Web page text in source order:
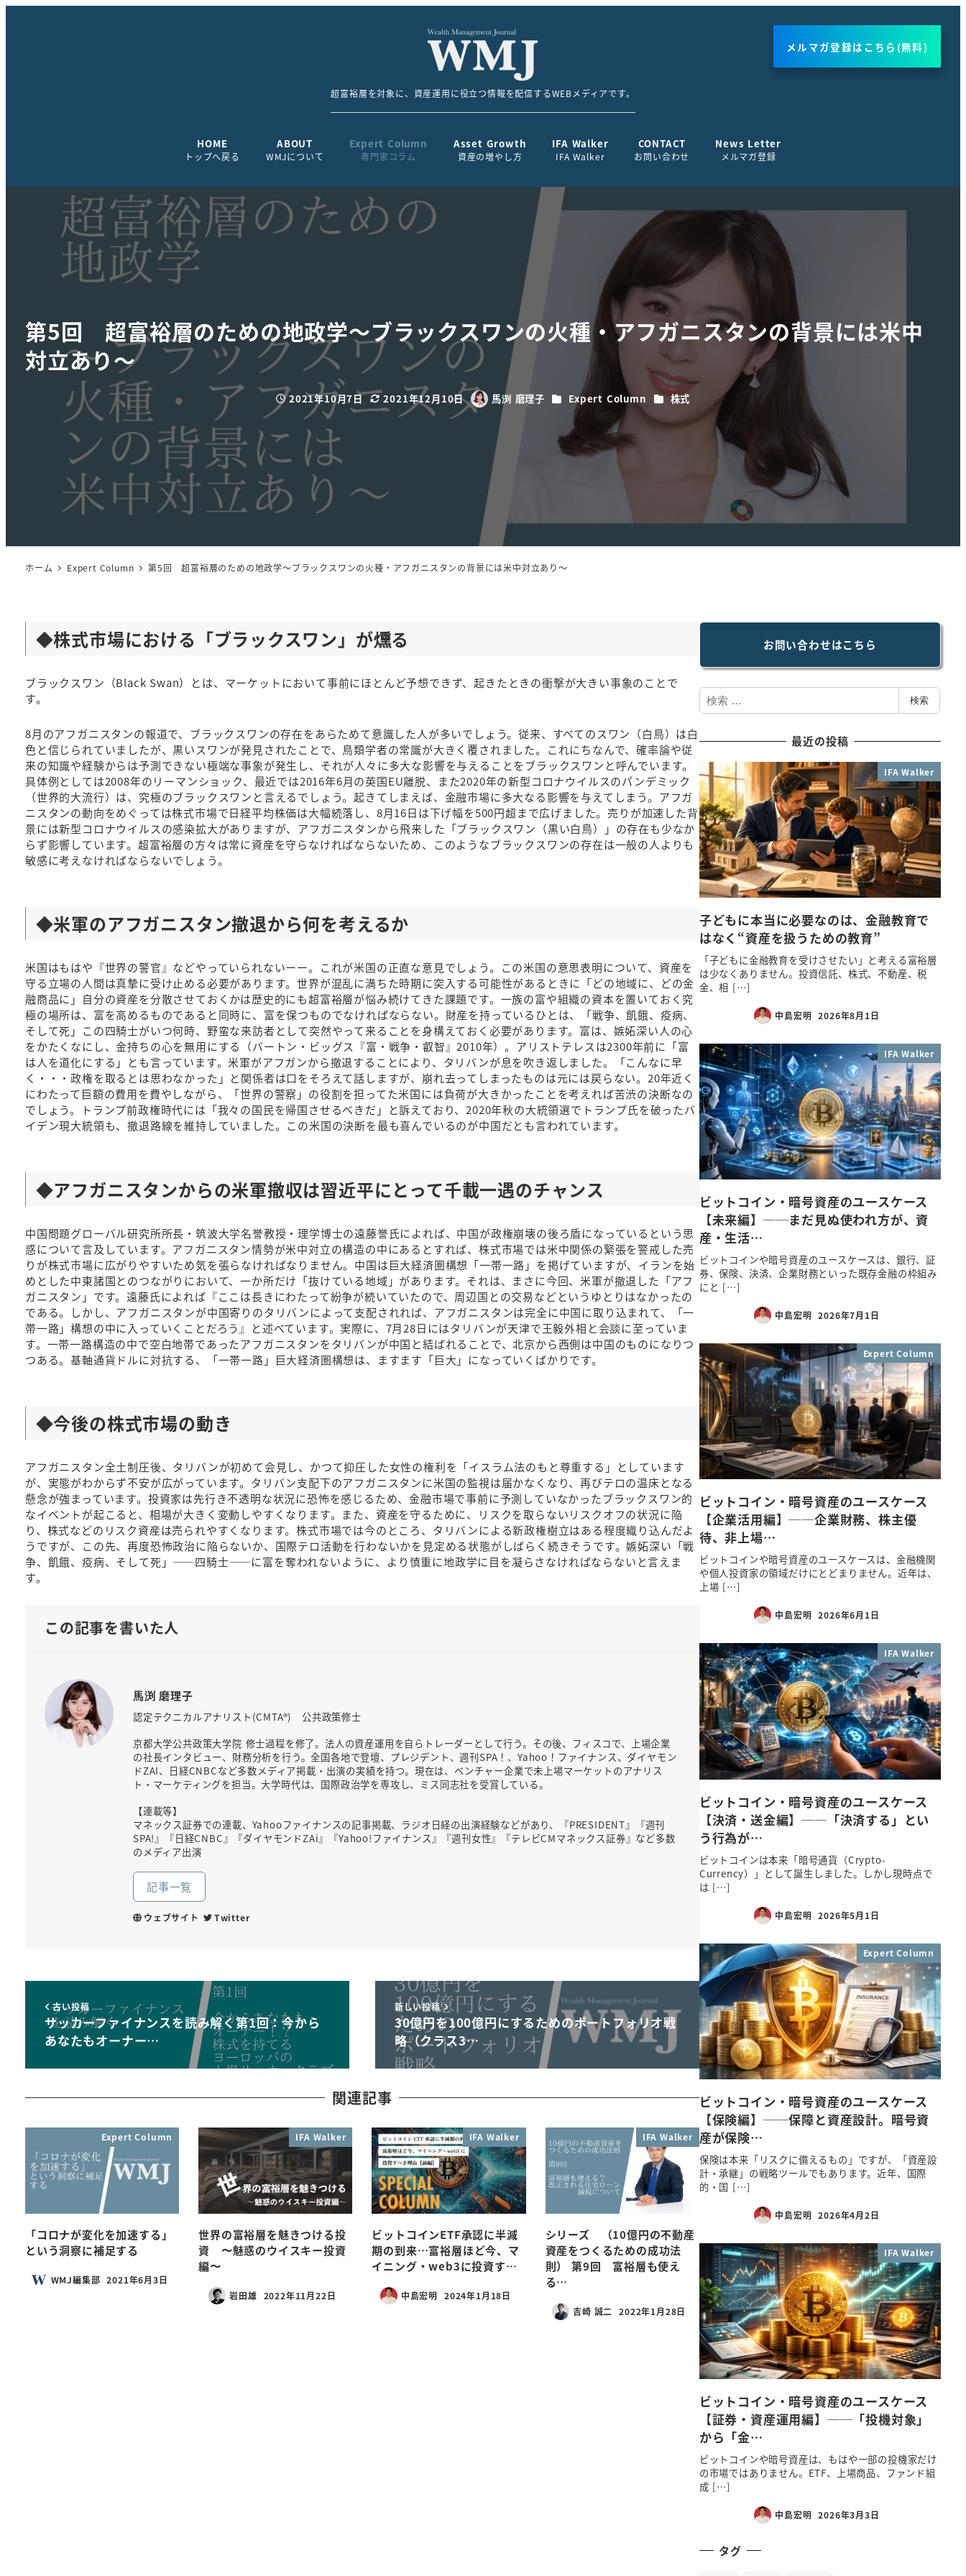
超富裕層を対象に、資産運用に役立つ情報を配信するWEBメディアです。
メルマガ登録はこちら(無料)
HOME
トップへ戻る
ABOUT
WMJについて
Expert Column
専門家コラム
Asset Growth
資産の増やし方
IFA Walker
IFA Walker
CONTACT
お問い合わせ
News Letter
メルマガ登録
第5回 超富裕層のための地政学～ブラックスワンの火種・アフガニスタンの背景には米中
対立あり～
投稿日
2021年10月7日 更新日2021年12月10日 著
者
馬渕 磨理子 カテゴリー
Expert Column カテゴリー
株式
ホーム Expert Column 第5回 超富裕層のための地政学～ブラックスワンの火種・アフガニスタンの背景には米中対立あり～
◆株式市場における「ブラックスワン」が燻る
ブラックスワン（Black Swan）とは、マーケットにおいて事前にほとんど予想できず、起きたときの衝撃が大きい事象のことで
す。
8月のアフガニスタンの報道で、ブラックスワンの存在をあらためて意識した人が多いでしょう。従来、すべてのスワン（白鳥）は白
色と信じられていましたが、黒いスワンが発見されたことで、鳥類学者の常識が大きく覆されました。これにちなんで、確率論や従
来の知識や経験からは予測できない極端な事象が発生し、それが人々に多大な影響を与えることをブラックスワンと呼んでいます。
具体例としては2008年のリーマンショック、最近では2016年6月の英国EU離脱、また2020年の新型コロナウイルスのパンデミック
（世界的大流行）は、究極のブラックスワンと言えるでしょう。起きてしまえば、金融市場に多大なる影響を与えてしまう。アフガ
ニスタンの動向をめぐっては株式市場で日経平均株価は大幅続落し、8月16日は下げ幅を500円超まで広げました。売りが加速した背
景には新型コロナウイルスの感染拡大がありますが、アフガニスタンから飛来した「ブラックスワン（黒い白鳥）」の存在も少なか
らず影響しています。超富裕層の方々は常に資産を守らなければならないため、このようなブラックスワンの存在は一般の人よりも
敏感に考えなければならないでしょう。
◆米軍のアフガニスタン撤退から何を考えるか
米国はもはや『世界の警官』などやっていられないーー。これが米国の正直な意見でしょう。この米国の意思表明について、資産を
守る立場の人間は真摯に受け止める必要があります。世界が混乱に満ちた時期に突入する可能性があるときに「どの地域に、どの金
融商品に」自分の資産を分散させておくかは歴史的にも超富裕層が悩み続けてきた課題です。一族の富や組織の資本を置いておく究
極の場所は、富を高めるものであると同時に、富を保つものでなければならない。財産を持っているひとは、「戦争、飢餓、疫病、
そして死」この四騎士がいつ何時、野蛮な来訪者として突然やって来ることを身構えておく必要があります。富は、嫉妬深い人の心
をかたくなにし、金持ちの心を無用にする（バートン・ビッグス『富・戦争・叡智』2010年）。アリストテレスは2300年前に「富
は人を道化にする」とも言っています。米軍がアフガンから撤退することにより、タリバンが息を吹き返しました。「こんなに早
く・・・政権を取るとは思わなかった」と関係者は口をそろえて話しますが、崩れ去ってしまったものは元には戻らない。20年近く
にわたって巨額の費用を費やしながら、「世界の警察」の役割を担ってた米国には負荷が大きかったことを考えれば苦渋の決断なの
でしょう。トランプ前政権時代には「我々の国民を帰国させるべきだ」と訴えており、2020年秋の大統領選でトランプ氏を破ったバ
イデン現大統領も、撤退路線を維持していました。この米国の決断を最も喜んでいるのが中国だとも言われています。
◆アフガニスタンからの米軍撤収は習近平にとって千載一遇のチャンス
中国問題グローバル研究所所長・筑波大学名誉教授・理学博士の遠藤誉氏によれば、中国が政権崩壊の後ろ盾になっているという思
惑について言及しています。アフガニスタン情勢が米中対立の構造の中にあるとすれば、株式市場では米中関係の緊張を警戒した売
りが株式市場に広がりやすいため気を張らなければなりません。中国は巨大経済圏構想「一帯一路」を掲げていますが、イランを始
めとした中東諸国とのつながりにおいて、一か所だけ「抜けている地域」があります。それは、まさに今回、米軍が撤退した「アフ
ガニスタン」です。遠藤氏によれば『ここは長きにわたって紛争が続いていたので、周辺国との交易などというゆとりはなかったの
である。しかし、アフガニスタンが中国寄りのタリバンによって支配されれば、アフガニスタンは完全に中国に取り込まれて、「一
帯一路」構想の中に入っていくことだろう』と述べています。実際に、7月28日にはタリバンが天津で王毅外相と会談に至っていま
す。一帯一路構造の中で空白地帯であったアフガニスタンをタリバンが中国と結ばれることで、北京から西側は中国のものになりつ
つある。基軸通貨ドルに対抗する、「一帯一路」巨大経済圏構想は、ますます「巨大」になっていくばかりです。
◆今後の株式市場の動き
アフガニスタン全土制圧後、タリバンが初めて会見し、かつて抑圧した女性の権利を「イスラム法のもと尊重する」としています
が、実態がわからず不安が広がっています。タリバン支配下のアフガニスタンに米国の監視は届かなくなり、再びテロの温床となる
懸念が強まっています。投資家は先行き不透明な状況に恐怖を感じるため、金融市場で事前に予測していなかったブラックスワン的
なイベントが起こると、相場が大きく変動しやすくなります。また、資産を守るために、リスクを取らないリスクオフの状況に陥
り、株式などのリスク資産は売られやすくなります。株式市場では今のところ、タリバンによる新政権樹立はある程度織り込んだよ
うですが、この先、再度恐怖政治に陥らないか、国際テロ活動を行わないかを見定める状態がしばらく続きそうです。嫉妬深い「戦
争、飢餓、疫病、そして死」――四騎士――に富を奪われないように、より慎重に地政学に目を凝らさなければならないと言えま
す。
この記事を書いた人
馬渕 磨理子
認定テクニカルアナリスト(CMTA®) 公共政策修士
京都大学公共政策大学院 修士過程を修了。法人の資産運用を自らトレーダーとして行う。その後、フィスコで、上場企業
の社長インタビュー、財務分析を行う。全国各地で登壇、プレジデント、週刊SPA！、Yahoo！ファイナンス、ダイヤモン
ドZAI、日経CNBCなど多数メディア掲載・出演の実績を持つ。現在は、ベンチャー企業で未上場マーケットのアナリス
ト・マーケティングを担当。大学時代は、国際政治学を専攻し、ミス同志社を受賞している。
【連載等】
マネックス証券での連載、Yahooファイナンスの記事掲載、ラジオ日経の出演経験などがあり、『PRESIDENT』『週刊
SPA!』『日経CNBC』『ダイヤモンドZAi』『Yahoo!ファイナンス』『週刊女性』『テレビCMマネックス証券』など多数
のメディア出演
記事一覧
ウェブサイト Twitter
古い投稿
サッカーファイナンスを読み解く第1回：今から
あなたもオーナー…
新しい投稿
30億円を100億円にするためのポートフォリオ戦
略（クラス3…
関連記事
Expert Column
「コロナが変化を加速する」
という洞察に補足する
WMJ編集部 2021年6月3日
IFA Walker
世界の富裕層を魅きつける投
資 〜魅惑のウイスキー投資
編〜
岩田雄 2022年11月22日
IFA Walker
ビットコインETF承認に半減
期の到来…富裕層ほど今、マ
イニング・web3に投資す…
中島宏明 2024年1月18日
IFA Walker
シリーズ （10億円の不動産
資産をつくるための成功法
則） 第9回 富裕層も使え
る…
吉崎 誠二 2022年1月28日
お問い合わせはこちら
検
索
検索
最近の投稿
IFA Walker
子どもに本当に必要なのは、金融教育で
はなく“資産を扱うための教育”
「子どもに金融教育を受けさせたい」と考える富裕層
は少なくありません。投資信託、株式、不動産、税
金、相 […]
中島宏明 2026年8月1日
IFA Walker
ビットコイン・暗号資産のユースケース
【未来編】──まだ見ぬ使われ方が、資
産・生活…
ビットコインや暗号資産のユースケースは、銀行、証
券、保険、決済、企業財務といった既存金融の枠組み
にと […]
中島宏明 2026年7月1日
Expert Column
ビットコイン・暗号資産のユースケース
【企業活用編】──企業財務、株主優
待、非上場…
ビットコインや暗号資産のユースケースは、金融機関
や個人投資家の領域だけにとどまりません。近年は、
上場 […]
中島宏明 2026年6月1日
IFA Walker
ビットコイン・暗号資産のユースケース
【決済・送金編】──「決済する」とい
う行為が…
ビットコインは本来「暗号通貨（Crypto-
Currency）」として誕生しました。しかし現時点で
は […]
中島宏明 2026年5月1日
Expert Column
ビットコイン・暗号資産のユースケース
【保険編】──保障と資産設計。暗号資
産が保険…
保険は本来「リスクに備えるもの」ですが、「資産設
計・承継」の戦略ツールでもあります。近年、国際
的・国 […]
中島宏明 2026年4月2日
IFA Walker
ビットコイン・暗号資産のユースケース
【証券・資産運用編】──「投機対象」
から「金…
ビットコインや暗号資産は、もはや一部の投機家だけ
の市場ではありません。ETF、上場商品、ファンド組
成 […]
中島宏明 2026年3月3日
タグ